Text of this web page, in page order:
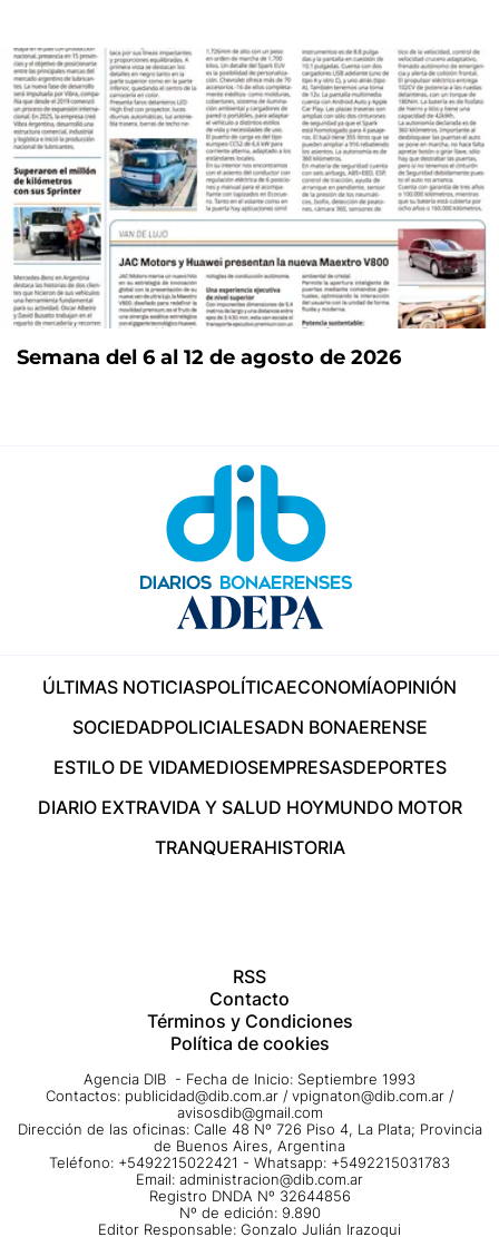
Semana del 6 al 12 de agosto de 2026
ÚLTIMAS NOTICIASPOLÍTICAECONOMÍAOPINIÓN
SOCIEDADPOLICIALESADN BONAERENSE
ESTILO DE VIDAMEDIOSEMPRESASDEPORTES
DIARIO EXTRAVIDA Y SALUD HOYMUNDO MOTOR
TRANQUERAHISTORIA
RSS
Contacto
Términos y Condiciones
Política de cookies
Agencia DIB - Fecha de Inicio: Septiembre 1993
Contactos: publicidad@dib.com.ar / vpignaton@dib.com.ar /
avisosdib@gmail.com
Dirección de las oficinas: Calle 48 Nº 726 Piso 4, La Plata; Provincia
de Buenos Aires, Argentina
Teléfono: +5492215022421 - Whatsapp: +5492215031783
Email: administracion@dib.com.ar
Registro DNDA Nº 32644856
Nº de edición: 9.890
Editor Responsable: Gonzalo Julián Irazoqui